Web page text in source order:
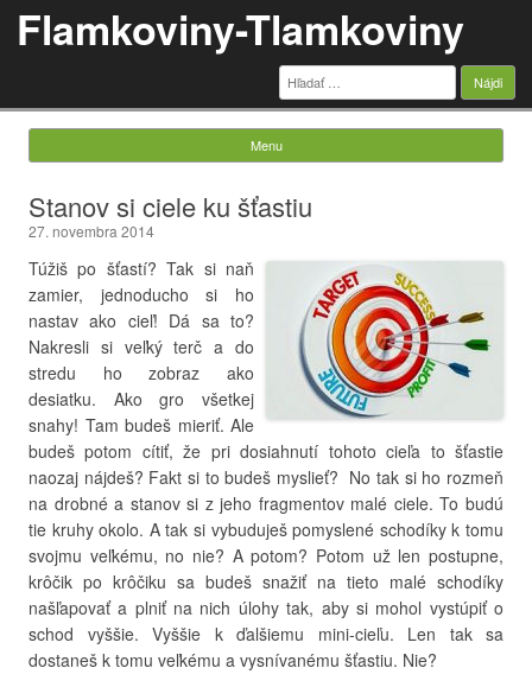
Flamkoviny-Tlamkoviny
Hľadať:
Menu
Stanov si ciele ku šťastiu
27. novembra 2014
Túžiš po šťastí? Tak si naň
zamier, jednoducho si ho
nastav ako cieľ! Dá sa to?
Nakresli si veľký terč a do
stredu ho zobraz ako
desiatku. Ako gro všetkej
snahy! Tam budeš mieriť. Ale
budeš potom cítiť, že pri dosiahnutí tohoto cieľa to šťastie
naozaj nájdeš? Fakt si to budeš myslieť? No tak si ho rozmeň
na drobné a stanov si z jeho fragmentov malé ciele. To budú
tie kruhy okolo. A tak si vybuduješ pomyslené schodíky k tomu
svojmu veľkému, no nie? A potom? Potom už len postupne,
krôčik po krôčiku sa budeš snažiť na tieto malé schodíky
našľapovať a plniť na nich úlohy tak, aby si mohol vystúpiť o
schod vyššie. Vyššie k ďalšiemu mini-cieľu. Len tak sa
dostaneš k tomu veľkému a vysnívanému šťastiu. Nie?